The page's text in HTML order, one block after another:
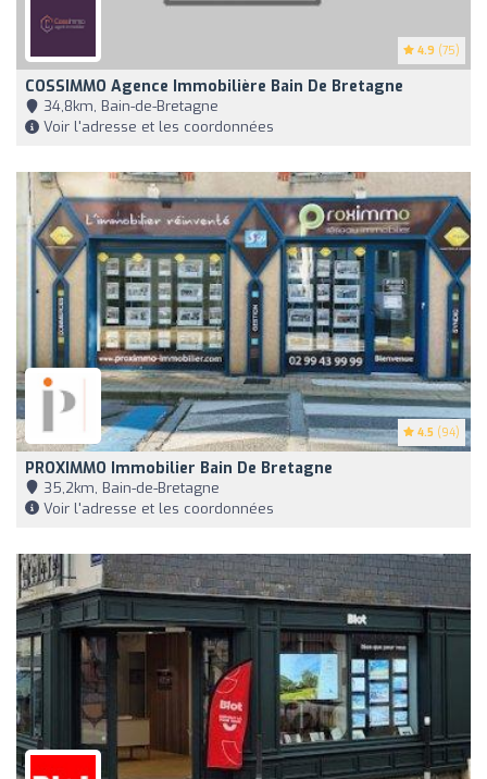
4.9 (75)
COSSIMMO Agence Immobilière Bain De Bretagne
34,8km, Bain-de-Bretagne
Voir l'adresse et les coordonnées
4.5 (94)
PROXIMMO Immobilier Bain De Bretagne
35,2km, Bain-de-Bretagne
Voir l'adresse et les coordonnées